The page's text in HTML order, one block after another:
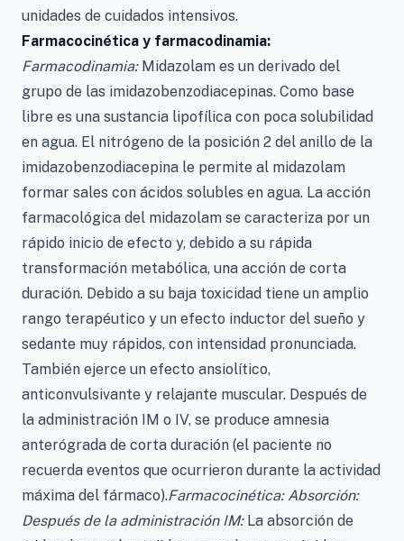
unidades de cuidados intensivos.
Farmacocinética y farmacodinamia:
Farmacodinamia:Midazolam es un derivado del
grupo de las imidazobenzodiacepinas. Como base
libre es una sustancia lipofílica con poca solubilidad
en agua. El nitrógeno de la posición 2 del anillo de la
imidazobenzodiacepina le permite al midazolam
formar sales con ácidos solubles en agua. La acción
farmacológica del midazolam se caracteriza por un
rápido inicio de efecto y, debido a su rápida
transformación metabólica, una acción de corta
duración. Debido a su baja toxicidad tiene un amplio
rango terapéutico y un efecto inductor del sueño y
sedante muy rápidos, con intensidad pronunciada.
También ejerce un efecto ansiolítico,
anticonvulsivante y relajante muscular. Después de
la administración IM o IV, se produce amnesia
anterógrada de corta duración (el paciente no
recuerda eventos que ocurrieron durante la actividad
máxima del fármaco).Farmacocinética: Absorción:
Después de la administración IM: La absorción de